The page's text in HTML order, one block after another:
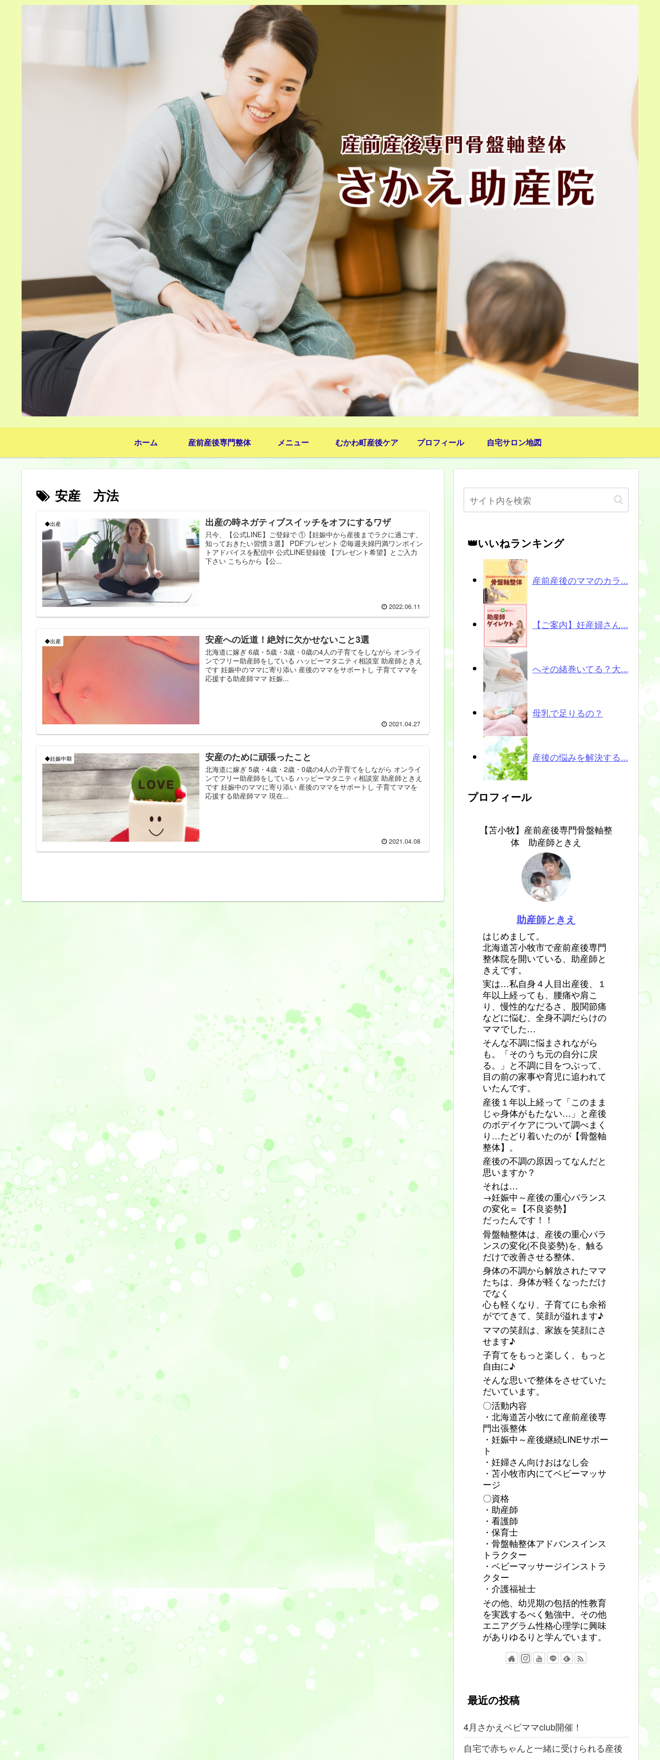
ホーム 産前産後専門整体 メニュー むかわ町産後ケア プロフィール 自宅サロン地図
安産 方法
◆出産 出産の時ネガティブスイッチをオフにするワザ
只今、【公式LINE】ご登録で ①【妊娠中から産後までラクに過ごす、
知っておきたい習慣３選】 PDFプレゼント ②毎週夫婦円満ワンポイン
トアドバイスを配信中 公式LINE登録後 【プレゼント希望】とご入力
下さい こちらから【公...
2022.06.11
◆出産 安産への近道！絶対に欠かせないこと3選
北海道に嫁ぎ 6歳・5歳・3歳・0歳の4人の子育てをしながら オンライ
ンでフリー助産師をしている ハッピーマタニティ相談室 助産師ときえ
です 妊娠中のママに寄り添い 産後のママをサポートし 子育てママを
応援する助産師ママ 妊娠...
2021.04.27
◆妊娠中期 安産のために頑張ったこと
北海道に嫁ぎ 5歳・4歳・2歳・0歳の4人の子育てをしながら オンライ
ンでフリー助産師をしている ハッピーマタニティ相談室 助産師ときえ
です 妊娠中のママに寄り添い 産後のママをサポートし 子育てママを
応援する助産師ママ 現在...
2021.04.08
👑いいねランキング
産前産後のママのカラ...
【ご案内】妊産婦さん...
へその緒巻いてる？大...
母乳で足りるの？
産後の悩みを解決する...
プロフィール
【苫小牧】産前産後専門骨盤軸整
体 助産師ときえ
助産師ときえ
はじめまして。
北海道苫小牧市で産前産後専門
整体院を開いている、助産師と
きえです。
実は…私自身４人目出産後、１
年以上経っても、腰痛や肩こ
り、慢性的なだるさ、股関節痛
などに悩む、全身不調だらけの
ママでした…
そんな不調に悩まされながら
も。「そのうち元の自分に戻
る。」と不調に目をつぶって、
目の前の家事や育児に追われて
いたんです。
産後１年以上経って「このまま
じゃ身体がもたない…」と産後
のボデイケアについて調べまく
り…たどり着いたのが【骨盤軸
整体】。
産後の不調の原因ってなんだと
思いますか？
それは…
→妊娠中～産後の重心バランス
の変化＝【不良姿勢】
だったんです！！
骨盤軸整体は、産後の重心バラ
ンスの変化(不良姿勢)を、触る
だけで改善させる整体。
身体の不調から解放されたママ
たちは、身体が軽くなっただけ
でなく
心も軽くなり、子育てにも余裕
がでてきて、笑顔が溢れます♪
ママの笑顔は、家族を笑顔にさ
せます♪
子育てをもっと楽しく、もっと
自由に♪
そんな思いで整体をさせていた
だいています。
〇活動内容
・北海道苫小牧にて産前産後専
門出張整体
・妊娠中～産後継続LINEサポー
ト
・妊婦さん向けおはなし会
・苫小牧市内にてベビーマッサ
ージ
〇資格
・助産師
・看護師
・保育士
・骨盤軸整体アドバンスインス
トラクター
・ベビーマッサージインストラ
クター
・介護福祉士
その他、幼児期の包括的性教育
を実践するべく勉強中。その他
エニアグラム性格心理学に興味
がありゆるりと学んでいます。
最近の投稿
4月さかえベビママclub開催！
自宅で赤ちゃんと一緒に受けられる産後